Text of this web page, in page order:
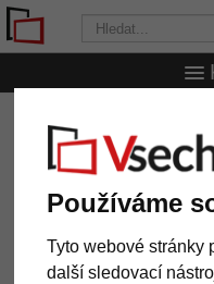
Používáme
Tyto webové stránky
další sledovací
Whitewoods 26 na míru
Dřevěný
míru